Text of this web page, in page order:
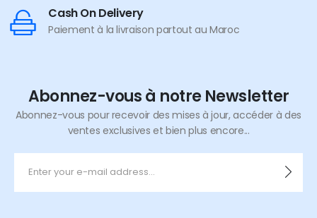
Cash On Delivery
Paiement à la livraison partout au Maroc
Abonnez-vous à notre Newsletter
Abonnez-vous pour recevoir des mises à jour, accéder à des
ventes exclusives et bien plus encore...